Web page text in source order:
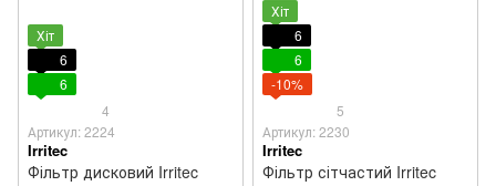
Хіт
6
6
4
Артикул: 2224
Irritec
Фільтр дисковий Irritec
Хіт
6
6
-10%
5
Артикул: 2230
Irritec
Фільтр сітчастий Irritec